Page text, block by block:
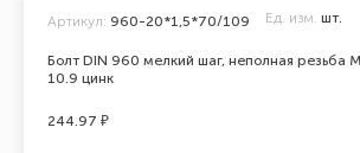
Болт DIN 960 мелкий шаг, неполная резьба
10.9 цинк
Артикул: 960-20*1,5*70/109 Ед. изм. шт.
244.97 ₽